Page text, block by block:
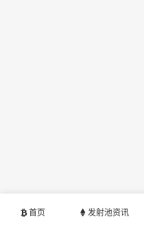
首页 发射池资讯